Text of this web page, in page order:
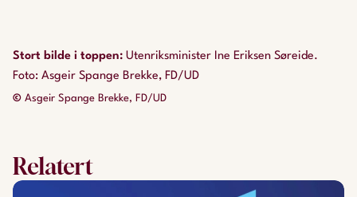
Stort bilde i toppen: Utenriksminister Ine Eriksen Søreide.
Foto: Asgeir Spange Brekke, FD/UD
© Asgeir Spange Brekke, FD/UD
Relatert